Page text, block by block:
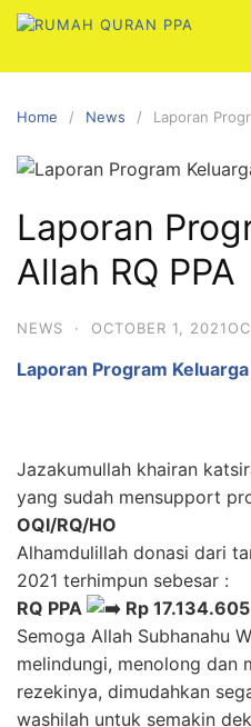
Skip
content
Home News Laporan
Laporan
Allah RQ PPA
NEWS · OCTOBER 1, 2021
Laporan Program Keluarga
Jazakumullah khairan
yang sudah mensupport
OQI/RQ/HO
Alhamdulillah donasi dari
2021 terhimpun sebesar :
RQ PPA
Rp 17.134.605
Semoga Allah Subhanahu
melindungi, menolong dan
rezekinya, dimudahkan
washilah untuk semakin